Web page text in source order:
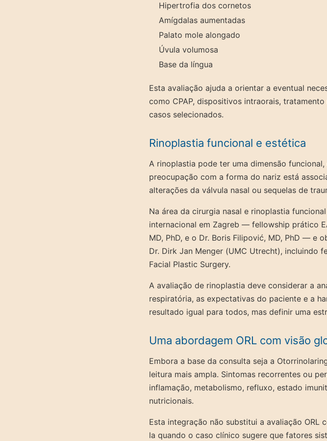
Hipertrofia dos cornetos
Amígdalas aumentadas
Palato mole alongado
Úvula volumosa
Base da língua
Esta avaliação ajuda a orientar a eventual
como CPAP, dispositivos intraorais,
casos selecionados.
Rinoplastia funcional e estética
A rinoplastia pode ter uma dimensão
preocupação com a forma do nariz está
alterações da válvula nasal ou sequelas de
Na área da cirurgia nasal e rinoplastia
internacional em Zagreb — fellowship prático
MD, PhD, e o Dr. Boris Filipović, MD, PhD — e
Dr. Dirk Jan Menger (UMC Utrecht), incluindo
Facial Plastic Surgery.
A avaliação de rinoplastia deve considerar a
respiratória, as expectativas do paciente e a
resultado igual para todos, mas definir uma
Uma abordagem ORL com visão
Embora a base da consulta seja a
leitura mais ampla. Sintomas recorrentes ou
inflamação, metabolismo, refluxo, estado
nutricionais.
Esta integração não substitui a avaliação
la quando o caso clínico sugere que fatores